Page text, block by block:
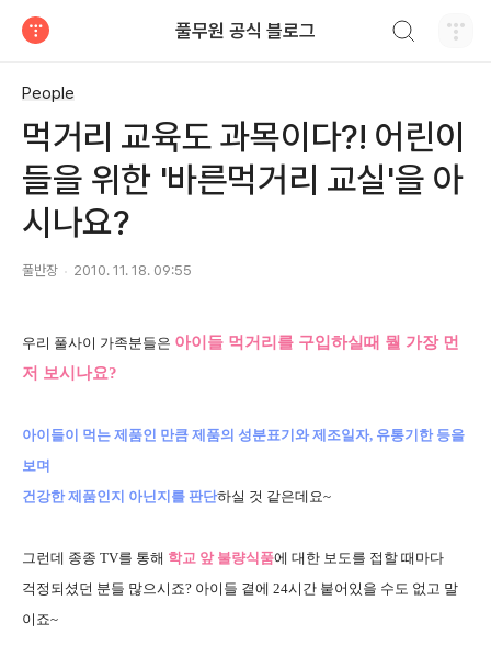
풀무원 공식 블로그
People
먹거리 교육도 과목이다?! 어린이
들을 위한 '바른먹거리 교실'을 아
시나요?
풀반장 2010. 11. 18. 09:55
우리 풀사이 가족분들은 아이들 먹거리를 구입하실때 뭘 가장 먼
저 보시나요?
아이들이 먹는 제품인 만큼 제품의 성분표기와 제조일자, 유통기한 등을
보며
건강한 제품인지 아닌지를 판단하실 것 같은데요~
그런데 종종 TV를 통해 학교 앞 불량식품에 대한 보도를 접할 때마다
걱정되셨던 분들 많으시죠? 아이들 곁에 24시간 붙어있을 수도 없고 말
이죠~